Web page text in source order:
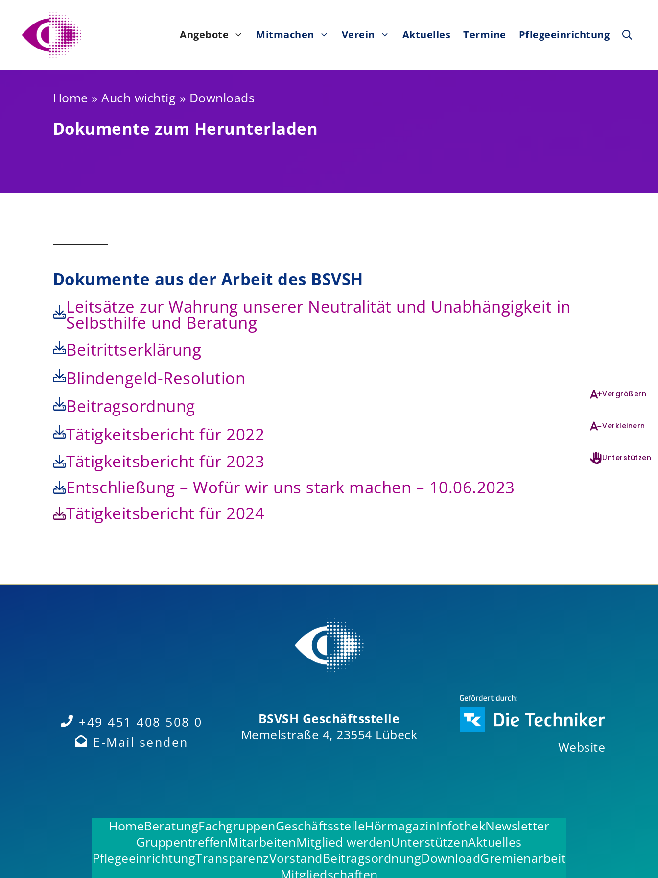
Inhalt
springen
Angebote Mitmachen Verein Aktuelles Termine Pflegeeinrichtung
Vergrößern
Verkleinern
Unterstützen
Home » Auch wichtig » Downloads
Dokumente zum Herunterladen
Dokumente aus der Arbeit des BSVSH
Leitsätze zur Wahrung unserer Neutralität und Unabhängigkeit in
Selbsthilfe und Beratung
Beitrittserklärung
Blindengeld-Resolution
Beitragsordnung
Tätigkeitsbericht für 2022
Tätigkeitsbericht für 2023
Entschließung – Wofür wir uns stark machen – 10.06.2023
Tätigkeitsbericht für 2024
+49 451 408 508 0
E-Mail senden
BSVSH Geschäftsstelle
Memelstraße 4, 23554 Lübeck
Website
HomeBeratungFachgruppenGeschäftsstelleHörmagazinInfothekNewsletter
GruppentreffenMitarbeitenMitglied werdenUnterstützenAktuelles
PflegeeinrichtungTransparenzVorstandBeitragsordnungDownloadGremienarbeit
Mitgliedschaften